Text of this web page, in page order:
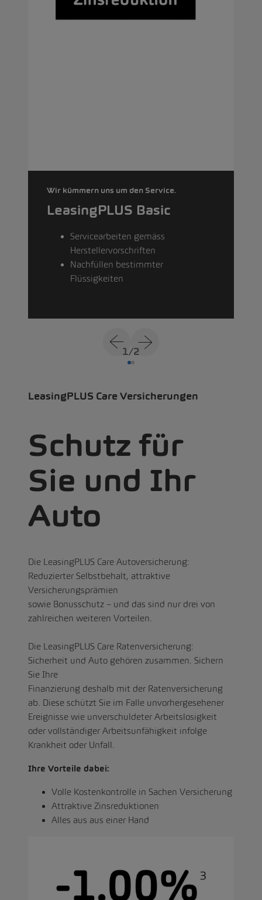
Wir kümmern uns um den Service.
LeasingPLUS Basic
Servicearbeiten gemäss
Herstellervorschriften
Nachfüllen bestimmter
Flüssigkeiten
1/2
LeasingPLUS Care Versicherungen
Schutz für
Sie und Ihr
Auto
Die LeasingPLUS Care Autoversicherung:
Reduzierter Selbstbehalt, attraktive
Versicherungsprämien
sowie Bonusschutz – und das sind nur drei von
zahlreichen weiteren Vorteilen.
Die LeasingPLUS Care Ratenversicherung:
Sicherheit und Auto gehören zusammen. Sichern
Sie Ihre
Finanzierung deshalb mit der Ratenversicherung
ab. Diese schützt Sie im Falle unvorhergesehener
Ereignisse wie unverschuldeter Arbeitslosigkeit
oder vollständiger Arbeitsunfähigkeit infolge
Krankheit oder Unfall.
Ihre Vorteile dabei:
Volle Kostenkontrolle in Sachen Versicherung
Attraktive Zinsreduktionen
Alles aus aus einer Hand